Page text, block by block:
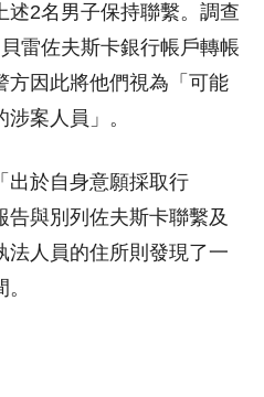
述2名男子保持聯繫。調查
雷佐夫斯卡銀行帳戶轉帳
方因此將他們視為「可能
案人員」。
出於自身意願採取行
與別列佐夫斯卡聯繫及
法人員的住所則發現了一